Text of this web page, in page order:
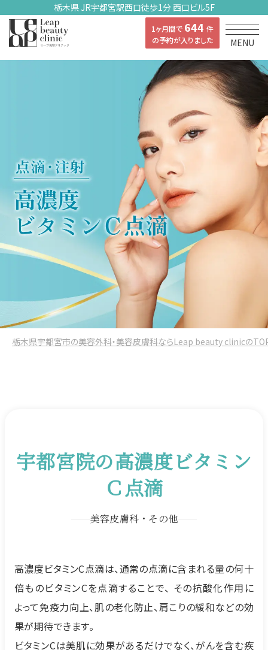
栃木県 JR宇都宮駅西口徒歩1分 西口ビル5F
1ヶ月間で 644 件
の予約が入りました
MENU
栃木県宇都宮市の美容外科・美容皮膚科ならLeap beauty clinicの
宇都宮院の高濃度ビタミン
Ｃ点滴
美容皮膚科・その他
高濃度ビタミンC点滴は、通常の点滴に含まれる量の何⼗
倍ものビタミンCを点滴することで、 その抗酸化作用に
よって免疫力向上、肌の老化防⽌、肩こりの緩和などの効
果が期待できます。
ビタミンCは美肌に効果があるだけでなく、がんを含む疾